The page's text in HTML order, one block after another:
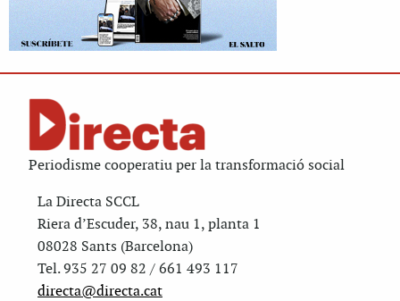
Periodisme cooperatiu per la transformació social
La Directa SCCL
Riera d’Escuder, 38, nau 1, planta 1
08028 Sants (Barcelona)
Tel. 935 27 09 82 / 661 493 117
directa@directa.cat